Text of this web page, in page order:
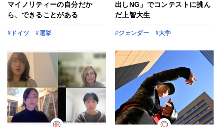
マイノリティーの自分だか
ら、できることがある
#ドイツ #選挙
出しNG」でコンテストに挑ん
だ上智大生
#ジェンダー #大学